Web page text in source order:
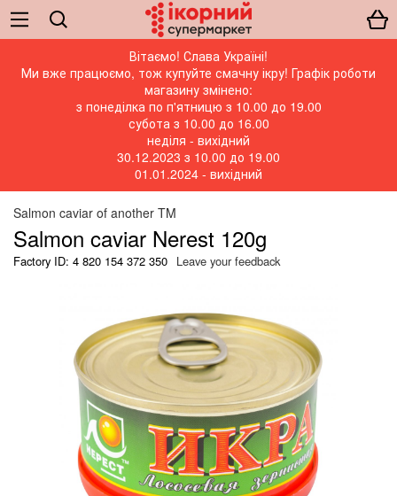
Вітаємо! Слава Україні!
Ми вже працюємо, тож купуйте смачну ікру! Графік роботи
магазину змінено:
з понеділка по п'ятницю з 10.00 до 19.00
субота з 10.00 до 16.00
неділя - вихідний
30.12.2023 з 10.00 до 19.00
01.01.2024 - вихідний
Salmon caviar of another TM
Salmon caviar Nerest 120g
Factory ID: 4 820 154 372 350 Leave your feedback